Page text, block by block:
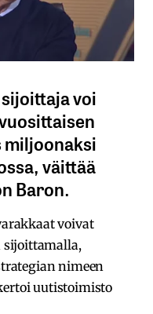
voi
väittää
Baron.
voivat
sijoittamalla,
nimeen
uutistoimisto